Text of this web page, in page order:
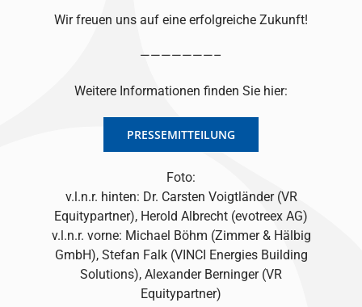
Wir freuen uns auf eine erfolgreiche Zukunft!
———————–
Weitere Informationen finden Sie hier:
PRESSEMITTEILUNG
Foto:
v.l.n.r. hinten: Dr. Carsten Voigtländer (VR
Equitypartner), Herold Albrecht (evotreex AG)
v.l.n.r. vorne: Michael Böhm (Zimmer & Hälbig
GmbH), Stefan Falk (VINCI Energies Building
Solutions), Alexander Berninger (VR
Equitypartner)